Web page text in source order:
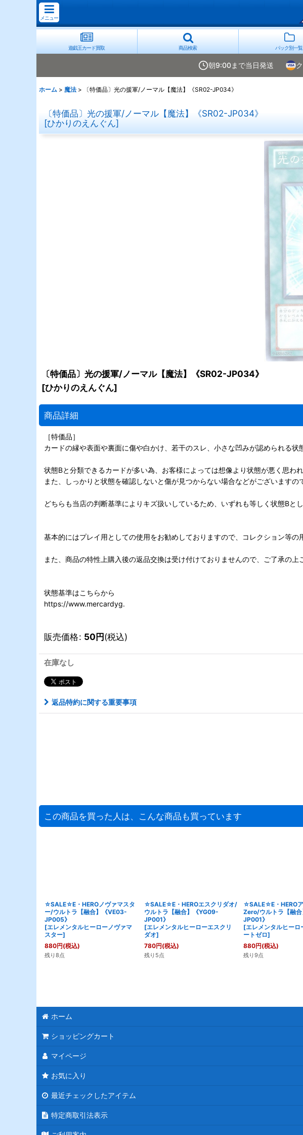
メニュー
遊戯王カード買取 商品検索 パック別一覧
朝9:00まで当日発送
ホーム > 魔法 > 〔特価品〕光の援軍/ノーマル【魔法】《SR02-JP034》
〔特価品〕光の援軍/ノーマル【魔法】《SR02-JP034》
[ひかりのえんぐん]
〔特価品〕光の援軍/ノーマル【魔法】《SR02-JP034》
[ひかりのえんぐん]
商品詳細
［特価品］
カードの縁や表面や裏面に傷や白かけ、若干のスレ、小さな凹みが認められる状
状態Bと分類できるカードが多い為、お客様によっては想像より状態が悪く思わ
また、しっかりと状態を確認しないと傷が見つからない場合などがございますの
どちらも当店の判断基準によりキズ扱いしているため、いずれも等しく状態Bとし
基本的にはプレイ用としての使用をお勧めしておりますので、コレクション等の
また、商品の特性上購入後の返品交換は受け付けておりませんので、ご了承の上
状態基準はこちらから
https://www.mercardyg.
販売価格: 50円(税込)
在庫なし
返品特約に関する重要事項
この商品を買った人は、こんな商品も買っています
☆SALE☆E・HEROノヴァマスタ
ー/ウルトラ【融合】《VE03-
JP005》
[エレメンタルヒーローノヴァマ
スター]
880円(税込)
残り8点
☆SALE☆E・HEROエスクリダオ/
ウルトラ【融合】《YG09-
JP001》
[エレメンタルヒーローエスクリ
ダオ]
780円(税込)
残り5点
☆SALE☆E・HERO
Zero/ウルトラ【融
JP001》
[エレメンタルヒーロ
ートゼロ]
880円(税込)
残り9点
ホーム
ショッピングカート
マイページ
お気に入り
最近チェックしたアイテム
特定商取引法表示